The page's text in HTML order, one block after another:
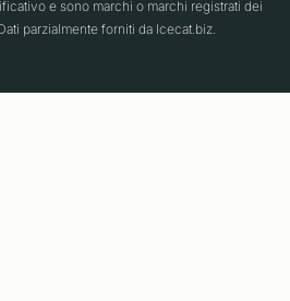
e sono marchi o marchi registrati dei
parzialmente forniti da Icecat.biz.